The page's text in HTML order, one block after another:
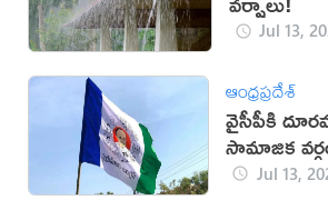
Jul 13,
ఆంధ్రప్రదేశ్
వైసీపీకి
సామాజిక
Jul 13,